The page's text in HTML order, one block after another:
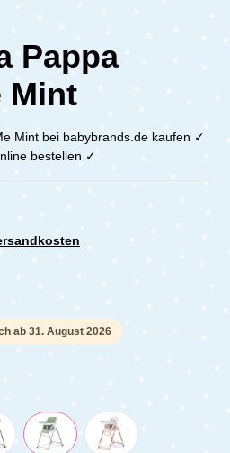
Pappa
Mint
Mint bei babybrands.de kaufen ✓
bestellen ✓
von 5 von 5 Sternen
ab 31. August 2026